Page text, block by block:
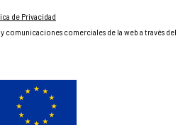
de Privacidad
comunicaciones comerciales de la web a través del